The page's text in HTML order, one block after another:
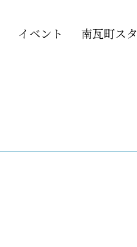
イベント 南瓦町ス